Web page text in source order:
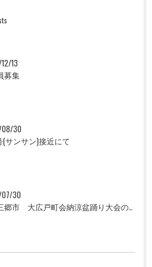
13
募集
30
(サンサン)接近にて
30
埼玉県三郷市 大広戸町会納涼盆踊り大会のお知らせ 2024